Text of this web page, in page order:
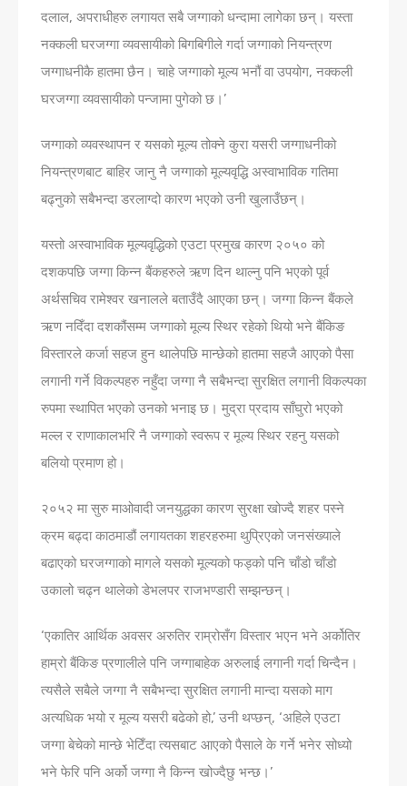
दलाल, अपराधीहरु लगायत सबै जग्गाको धन्दामा लागेका छन्। यस्ता
नक्कली घरजग्गा व्यवसायीको बिगबिगीले गर्दा जग्गाको नियन्त्रण
जग्गाधनीकै हातमा छैन। चाहे जग्गाको मूल्य भनौं वा उपयोग, नक्कली
घरजग्गा व्यवसायीको पन्जामा पुगेको छ।’
जग्गाको व्यवस्थापन र यसको मूल्य तोक्ने कुरा यसरी जग्गाधनीको
नियन्त्रणबाट बाहिर जानु नै जग्गाको मूल्यवृद्धि अस्वाभाविक गतिमा
बढ्नुको सबैभन्दा डरलाग्दो कारण भएको उनी खुलाउँछन्।
यस्तो अस्वाभाविक मूल्यवृद्धिको एउटा प्रमुख कारण २०५० को
दशकपछि जग्गा किन्न बैंकहरुले ऋण दिन थाल्नु पनि भएको पूर्व
अर्थसचिव रामेश्वर खनालले बताउँदै आएका छन्। जग्गा किन्न बैंकले
ऋण नदिँदा दशकौंसम्म जग्गाको मूल्य स्थिर रहेको थियो भने बैंकिङ
विस्तारले कर्जा सहज हुन थालेपछि मान्छेको हातमा सहजै आएको पैसा
लगानी गर्ने विकल्पहरु नहुँदा जग्गा नै सबैभन्दा सुरक्षित लगानी विकल्पका
रुपमा स्थापित भएको उनको भनाइ छ। मुद्रा प्रदाय साँघुरो भएको
मल्ल र राणाकालभरि नै जग्गाको स्वरूप र मूल्य स्थिर रहनु यसको
बलियो प्रमाण हो।
२०५२ मा सुरु माओवादी जनयुद्धका कारण सुरक्षा खोज्दै शहर पस्ने
क्रम बढ्दा काठमाडौं लगायतका शहरहरुमा थुप्रिएको जनसं‌ख्याले
बढाएको घरजग्गाको मागले यसको मूल्यको फड्को पनि चाँडो चाँडो
उकालो चढ्न थालेको डेभलपर राजभण्डारी सम्झन्छन्।
‘एकातिर आर्थिक अवसर अरुतिर राम्रोसँग विस्तार भएन भने अर्कोतिर
हाम्रो बैंकिङ प्रणालीले पनि जग्गाबाहेक अरुलाई लगानी गर्दा चिन्दैन।
त्यसैले सबैले जग्गा नै सबैभन्दा सुरक्षित लगानी मान्दा यसको माग
अत्यधिक भयो र मूल्य यसरी बढेको हो,’ उनी थप्छन्, ‘अहिले एउटा
जग्गा बेचेको मान्छे भेटिँदा त्यसबाट आएको पैसाले के गर्ने भनेर सोध्यो
भने फेरि पनि अर्को जग्गा नै किन्न खोज्दैछु भन्छ।’